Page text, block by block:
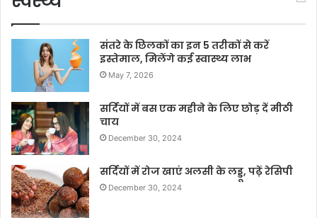
संतरे के छिलकों का इन 5 तरीकों से करें
इस्तेमाल, मिलेंगे कई स्वास्थ्य लाभ
May 7, 2026
सर्दियों में बस एक महीने के लिए छोड़ दें मीठी
चाय
December 30, 2024
सर्दियों में रोज खाएं अलसी के लड्डू, पढ़ें रेसिपी
December 30, 2024